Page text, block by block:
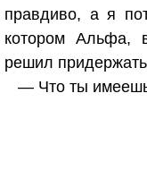
правдиво, а я
котором Альфа,
решил придержать
— Что ты